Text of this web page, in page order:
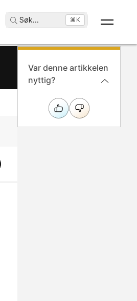
Søk... ⌘K
Var denne artikkelen
nyttig?